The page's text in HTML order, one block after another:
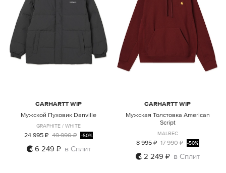
CARHARTT WIP
Мужской Пуховик Danville
GRAPHITE / WHITE
24 995 ₽ 49 990 ₽ -50%
6 249 ₽ в Сплит
XL
CARHARTT WIP
Мужская Толстовка American
Script
MALBEC
8 995 ₽ 17 990 ₽ -50%
2 249 ₽ в Сплит